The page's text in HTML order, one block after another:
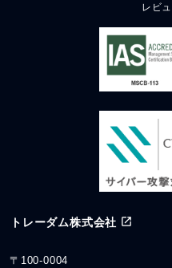
レビ
トレーダム株式会社
〒100-0004